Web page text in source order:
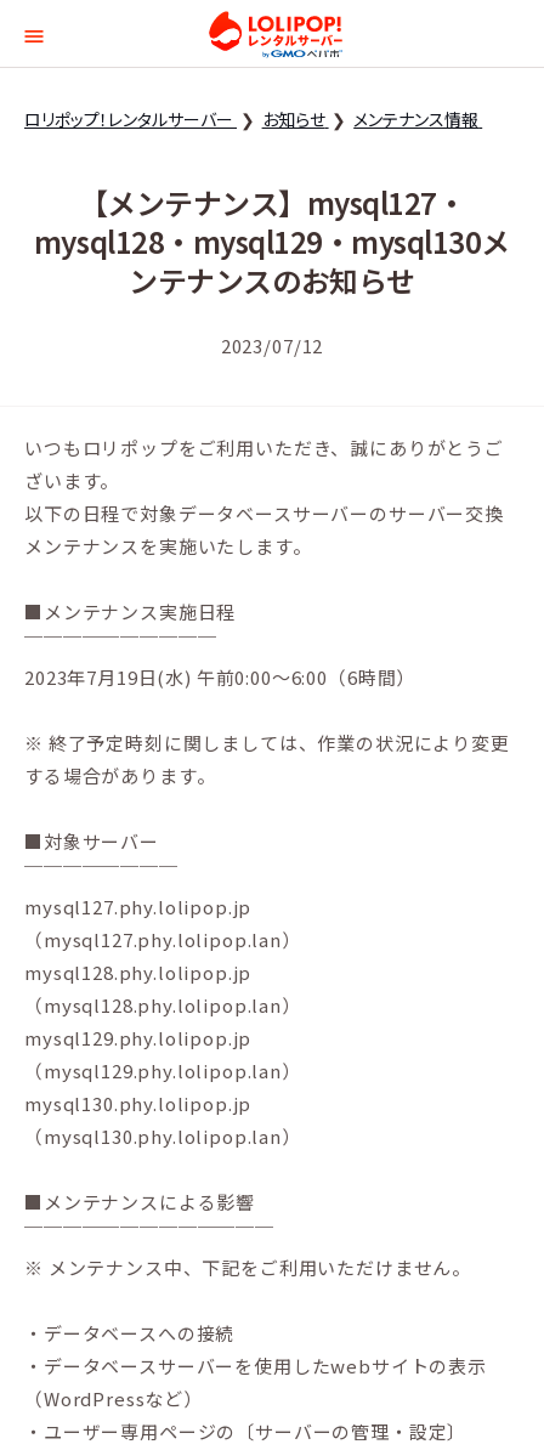
ロリポップ！レンタル
ロリポップ！レンタルサーバー お知らせ メンテナンス情報
【メンテナンス】mysql127・
mysql128・mysql129・mysql130メ
ンテナンスのお知らせ
2023/07/12
いつもロリポップをご利用いただき、誠にありがとうご
ざいます。
以下の日程で対象データベースサーバーのサーバー交換
メンテナンスを実施いたします。
■メンテナンス実施日程
￣￣￣￣￣￣￣￣￣￣
2023年7月19日(水) 午前0:00〜6:00（6時間）
※ 終了予定時刻に関しましては、作業の状況により変更
する場合があります。
■対象サーバー
￣￣￣￣￣￣￣￣
mysql127.phy.lolipop.jp
（mysql127.phy.lolipop.lan）
mysql128.phy.lolipop.jp
（mysql128.phy.lolipop.lan）
mysql129.phy.lolipop.jp
（mysql129.phy.lolipop.lan）
mysql130.phy.lolipop.jp
（mysql130.phy.lolipop.lan）
■メンテナンスによる影響
￣￣￣￣￣￣￣￣￣￣￣￣￣
※ メンテナンス中、下記をご利用いただけません。
・データベースへの接続
・データベースサーバーを使用したwebサイトの表示
（WordPressなど）
・ユーザー専用ページの〔サーバーの管理・設定〕